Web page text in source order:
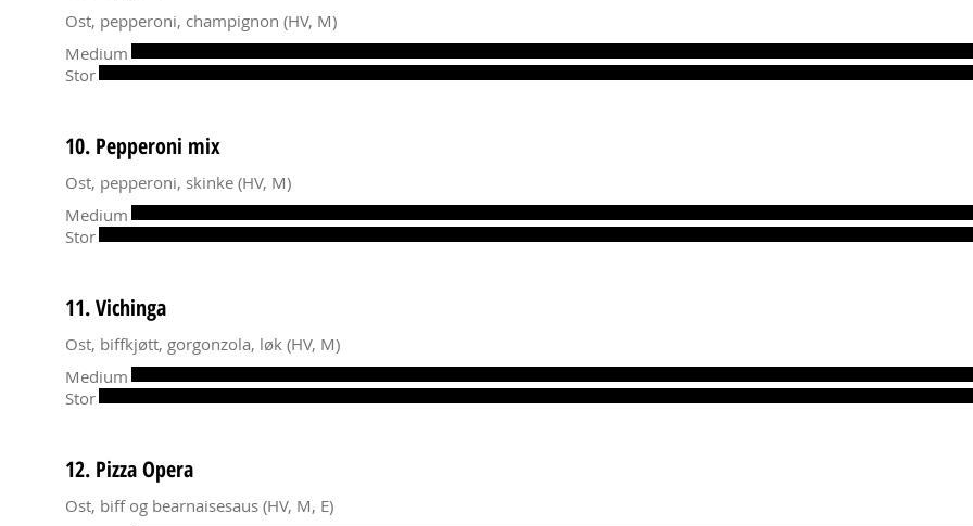
Ost, pepperoni, champignon (HV, M)
Medium
Stor
10. Pepperoni mix
Ost, pepperoni, skinke (HV, M)
Medium
Stor
11. Vichinga
Ost, biffkjøtt, gorgonzola, løk (HV, M)
Medium
Stor
12. Pizza Opera
Ost, biff og bearnaisesaus (HV, M, E)